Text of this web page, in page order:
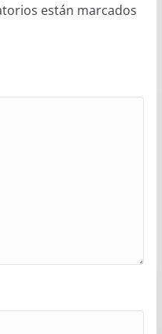
están marcados